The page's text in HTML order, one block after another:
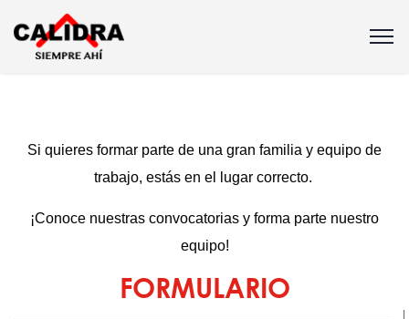
Si quieres formar parte de una gran familia y equipo de
trabajo, estás en el lugar correcto.
¡Conoce nuestras convocatorias y forma parte nuestro
equipo!
FORMULARIO